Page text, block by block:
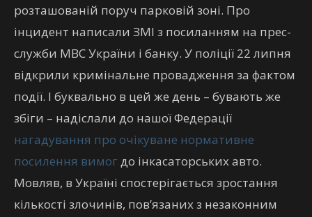
розташованій поруч парковій зоні. Про
інцидент написали ЗМІ з посиланням на прес-
служби МВС України і банку. У поліції 22 липня
відкрили кримінальне провадження за фактом
події. І буквально в цей же день – бувають же
збіги – надіслали до нашої Федерації
нагадування про очікуване нормативне
посилення вимогдо інкасаторських авто.
Мовляв, в Україні спостерігається зростання
кількості злочинів, пов’язаних з незаконним